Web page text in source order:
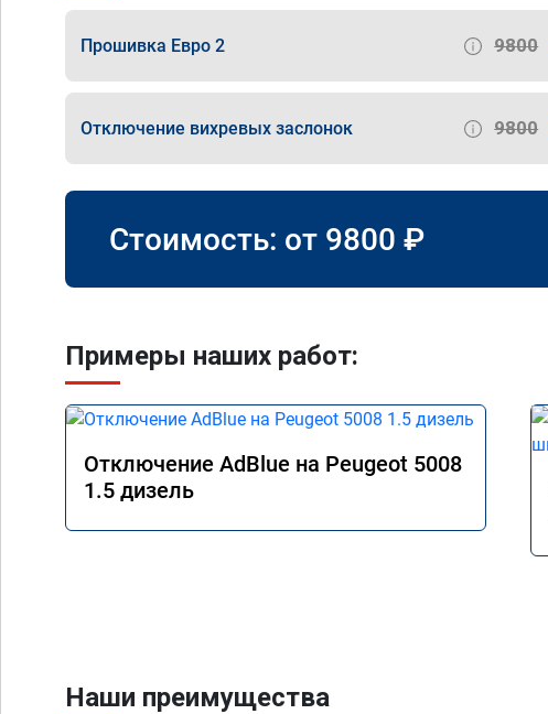
Прошивка Евро 2 9800
Отключение вихревых заслонок 9800
Стоимость: от 9800 ₽
Примеры наших работ:
Отключение AdBlue на Peugeot 5008
1.5 дизель
Наши преимущества